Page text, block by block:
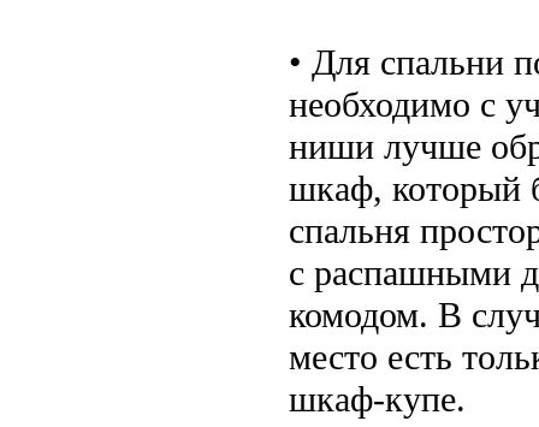
• Для спальни
необходимо с
ниши лучше
шкаф, который
спальня
с распашными
комодом. В
место есть
шкаф-купе.